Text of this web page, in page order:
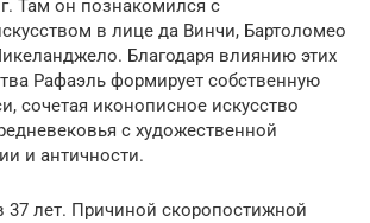
Там он познакомился с
в лице да Винчи, Бартоломео
Благодаря влиянию этих
Рафаэль формирует собственную
сочетая иконописное искусство
с художественной
и античности.
37 лет. Причиной скоропостижной